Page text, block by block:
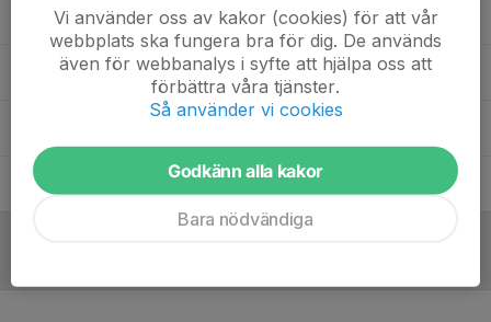
Fredrik LövgrenFystränare
Magnus Karlsson Istränare
Niclas BengtssonMaterialare
Vi använder oss av kakor (cookies) för att vår
webbplats ska fungera bra för dig. De används
även för webbanalys i syfte att hjälpa oss att
förbättra våra tjänster.
Så använder vi cookies
Godkänn alla kakor
Bara nödvändiga